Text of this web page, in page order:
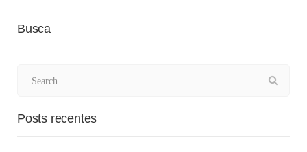
Busca
Posts recentes